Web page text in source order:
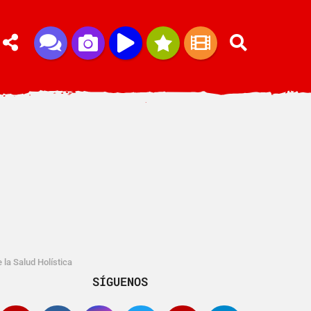
la Salud Holística
SÍGUENOS